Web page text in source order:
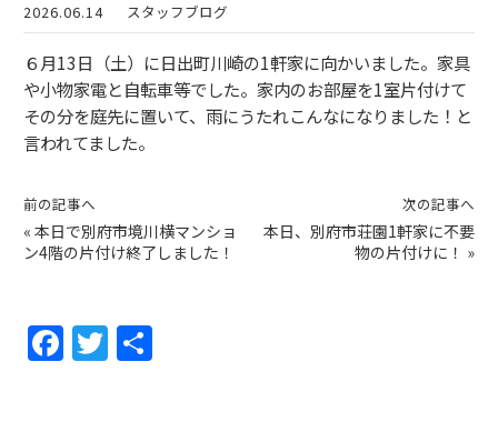
2026.06.14 スタッフブログ
６月13日（土）に日出町川崎の1軒家に向かいました。家具
や小物家電と自転車等でした。家内のお部屋を1室片付けて
その分を庭先に置いて、雨にうたれこんなになりました！と
言われてました。
前の記事へ
« 本日で別府市境川横マンショ
ン4階の片付け終了しました！
次の記事へ
本日、別府市荘園1軒家に不要
物の片付けに！ »
F
a
T
w